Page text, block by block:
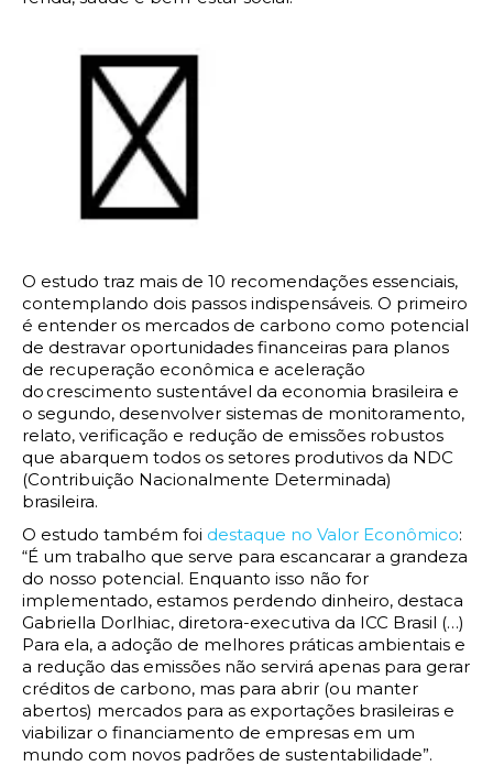
O estudo traz mais de 10 recomendações essenciais,
contemplando dois passos indispensáveis. O primeiro
é entender os mercados de carbono como potencial
de destravar oportunidades financeiras para planos
de recuperação econômica e aceleração
do crescimento sustentável da economia brasileira e
o segundo, desenvolver sistemas de monitoramento,
relato, verificação e redução de emissões robustos
que abarquem todos os setores produtivos da NDC
(Contribuição Nacionalmente Determinada)
brasileira.
O estudo também foi destaque no Valor Econômico:
“É um trabalho que serve para escancarar a grandeza
do nosso potencial. Enquanto isso não for
implementado, estamos perdendo dinheiro, destaca
Gabriella Dorlhiac, diretora-executiva da ICC Brasil (…)
Para ela, a adoção de melhores práticas ambientais e
a redução das emissões não servirá apenas para gerar
créditos de carbono, mas para abrir (ou manter
abertos) mercados para as exportações brasileiras e
viabilizar o financiamento de empresas em um
mundo com novos padrões de sustentabilidade”.